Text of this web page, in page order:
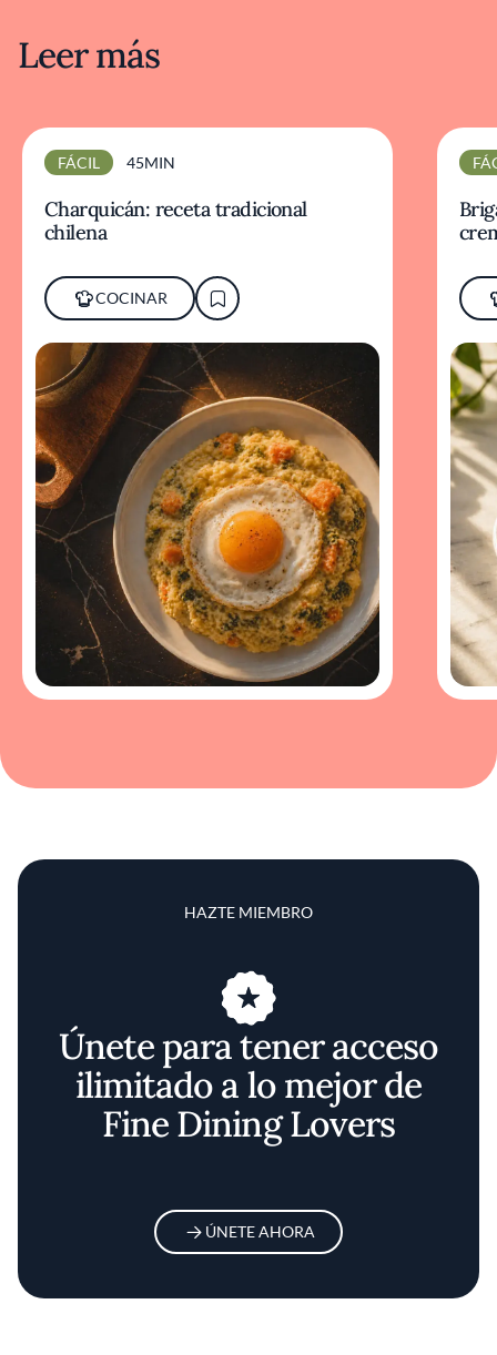
Leer más
FÁCIL 45MIN
Charquicán: receta tradicional
chilena
COCINAR
HAZTE MIEMBRO
Únete para tener acceso
ilimitado a lo mejor de
Fine Dining Lovers
ÚNETE AHORA